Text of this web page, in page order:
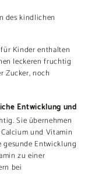
des kindlichen
Kinder enthalten
leckeren fruchtig
Zucker, noch
Entwicklung und
Sie übernehmen
und Vitamin
gesunde Entwicklung
zu einer
bei